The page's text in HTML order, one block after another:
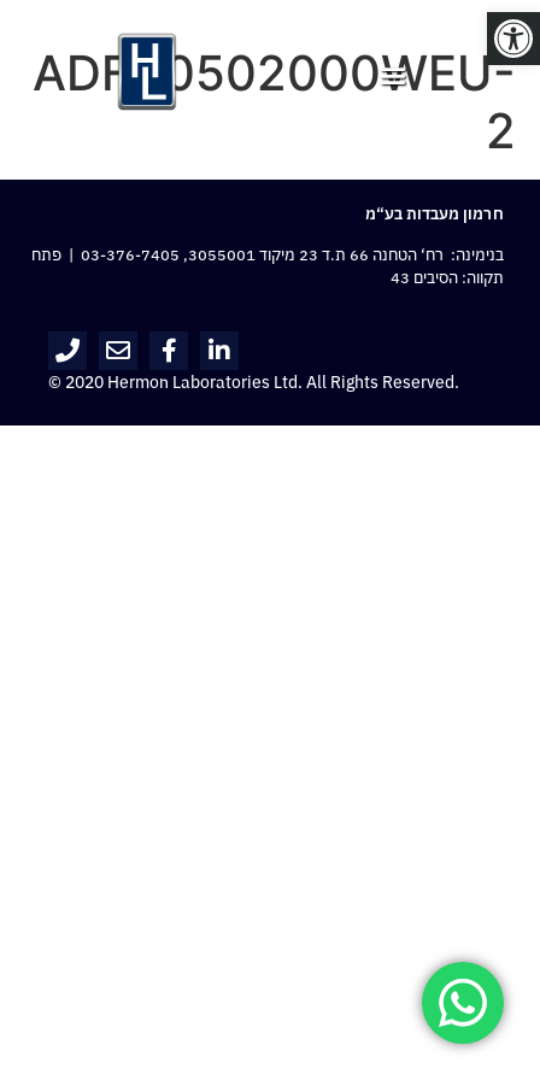
פתח סרגל נגישות
ADFC0502000WEU-
2
חרמון מעבדות בע“מ
בנימינה: רח‘ הטחנה 66 ת.ד 23 מיקוד 3055001,
03-376-7405 | פתח
תקווה: הסיבים 43
© 2020 Hermon Laboratories Ltd. All Rights Reserved.